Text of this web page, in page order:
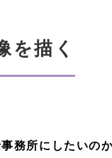
を描く
務所にしたいの